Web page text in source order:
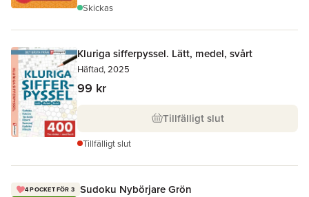
Skickas
Kluriga sifferpyssel. Lätt, medel, svårt
Häftad, 2025
99 kr
Tillfälligt slut
Tillfälligt slut
4 POCKET FÖR 3 Sudoku Nybörjare Grön